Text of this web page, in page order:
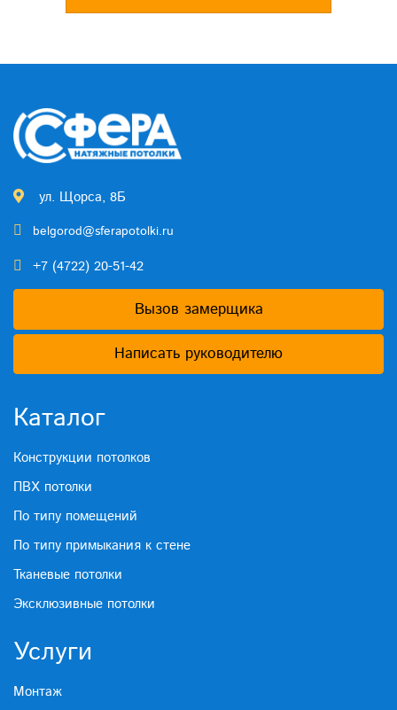
ул. Щорса, 8Б
belgorod@sferapotolki.ru
+7 (4722) 20-51-42
Вызов замерщика
Написать руководителю
Каталог
Конструкции потолков
ПВХ потолки
По типу помещений
По типу примыкания к стене
Тканевые потолки
Эксклюзивные потолки
Услуги
Монтаж